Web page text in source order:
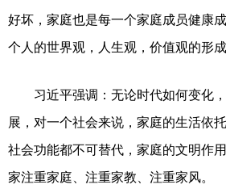
好坏，家庭也是每一个家庭成员健康
个人的世界观，人生观，价值观的形
习近平强调：无论时代如何变化，
展，对一个社会来说，家庭的生活依
社会功能都不可替代，家庭的文明作
家注重家庭、注重家教、注重家风。